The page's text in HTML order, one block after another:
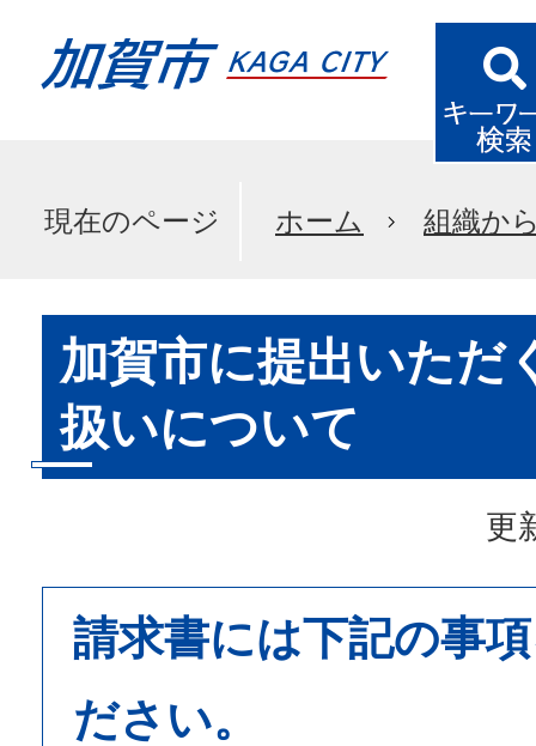
現在のページ ホーム 組織か
加賀市に提出いただ
扱いについて
更
請求書には下記の事
ださい。